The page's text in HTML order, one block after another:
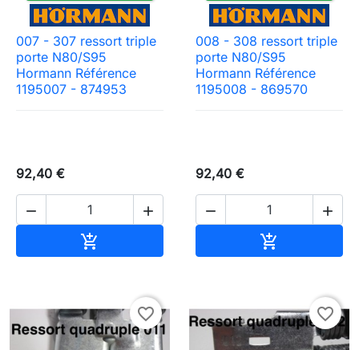
007 - 307 ressort triple
porte N80/S95
Hormann Référence
1195007 - 874953
92,40 €
 

008 - 308 ressort triple
porte N80/S95
Hormann Référence
1195008 - 869570
92,40 €
 

favorite_border favorite_border